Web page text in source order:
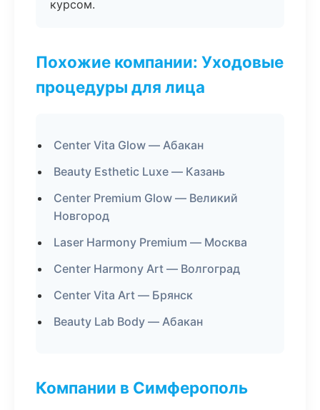
курсом.
Похожие компании: Уходовые
процедуры для лица
Center Vita Glow — Абакан
Beauty Esthetic Luxe — Казань
Center Premium Glow — Великий
Новгород
Laser Harmony Premium — Москва
Center Harmony Art — Волгоград
Center Vita Art — Брянск
Beauty Lab Body — Абакан
Компании в Симферополь